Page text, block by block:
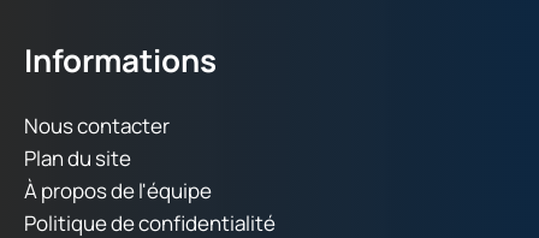
Informations
Nous contacter
Plan du site
À propos de l'équipe
Politique de confidentialité